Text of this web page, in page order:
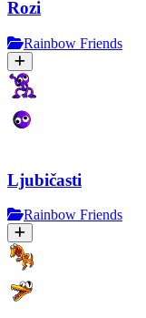
Rozi
Rainbow Friends
Ljubičasti
Rainbow Friends